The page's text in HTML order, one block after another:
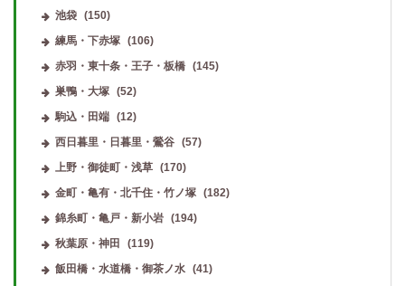
池袋
(150)
練馬・下赤塚
(106)
赤羽・東十条・王子・板橋
(145)
巣鴨・大塚
(52)
駒込・田端
(12)
西日暮里・日暮里・鶯谷
(57)
上野・御徒町・浅草
(170)
金町・亀有・北千住・竹ノ塚
(182)
錦糸町・亀戸・新小岩
(194)
秋葉原・神田
(119)
飯田橋・水道橋・御茶ノ水
(41)